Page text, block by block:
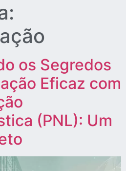
os Segredos
Eficaz com
(PNL): Um